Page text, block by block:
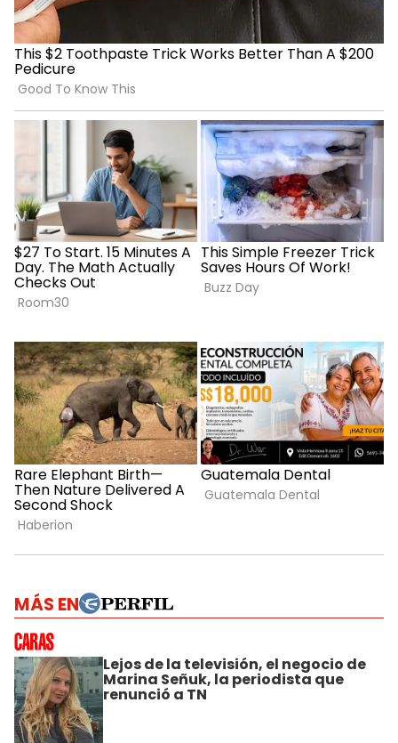
MÁS EN
Lejos de la televisión, el negocio de
Marina Señuk, la periodista que
renunció a TN